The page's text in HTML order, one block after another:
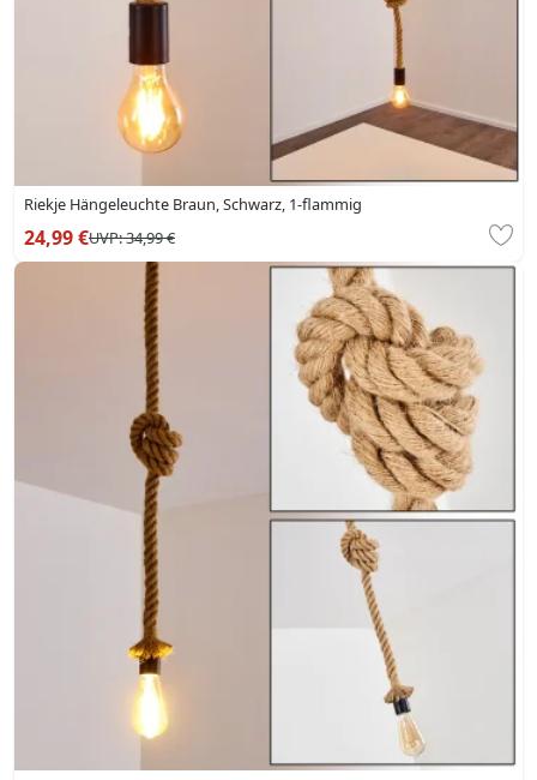
Riekje Hängeleuchte Braun, Schwarz, 1-flammig
24,99 €UVP:34,99 €